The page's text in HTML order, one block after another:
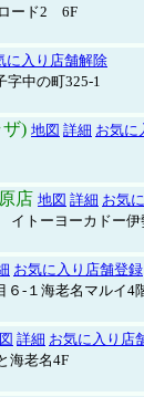
ード2 6F
に入り店舗解除
字中の町325-1
) 地図 詳細 お気に
店 地図 詳細 お気
トーヨーカドー伊
お気に入り店舗登録
６-１海老名マルイ4
詳細 お気に入り店
海老名4F